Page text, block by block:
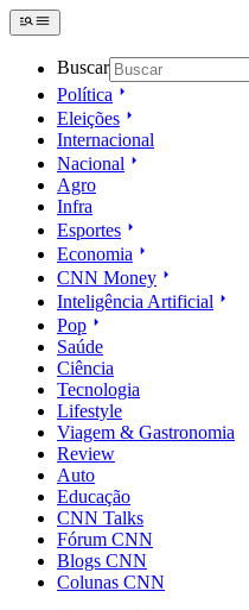
Buscar
Política
Eleições
Internacional
Nacional
Agro
Infra
Esportes
Economia
CNN Money
Inteligência Artificial
Pop
Saúde
Ciência
Tecnologia
Lifestyle
Viagem & Gastronomia
Review
Auto
Educação
CNN Talks
Fórum CNN
Blogs CNN
Colunas CNN